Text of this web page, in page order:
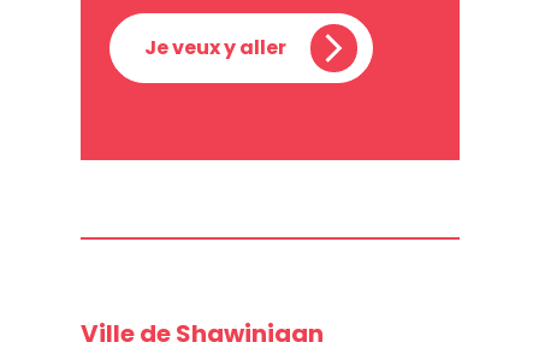
Je veux y aller
Ville de Shawinigan